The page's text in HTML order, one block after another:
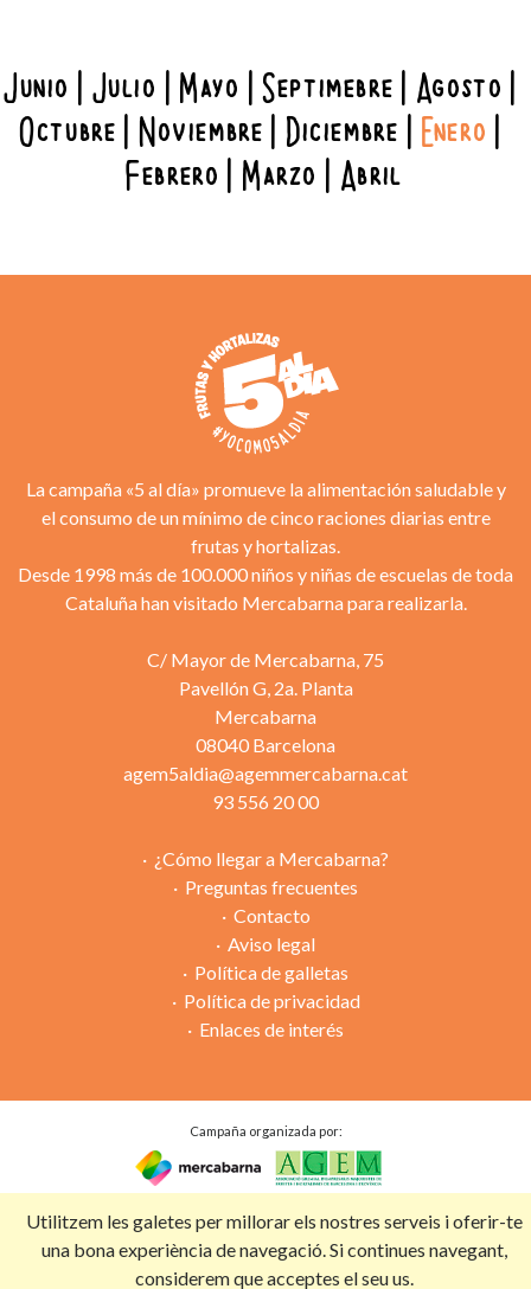
Junio Julio Mayo Septimebre Agosto
Octubre Noviembre Diciembre Enero
Febrero Marzo Abril
Utilitzem les galetes per millorar els nostres serveis i oferir-te
una bona experiència de navegació. Si continues navegant,
considerem que acceptes el seu us.
La campaña «5 al día» promueve la alimentación saludable y
el consumo de un mínimo de cinco raciones diarias entre
frutas y hortalizas.
Desde 1998 más de 100.000 niños y niñas de escuelas de toda
Cataluña han visitado Mercabarna para realizarla.
C/ Mayor de Mercabarna, 75
Pavellón G, 2a. Planta
Mercabarna
08040 Barcelona
agem5aldia@agemmercabarna.cat
93 556 20 00
¿Cómo llegar a Mercabarna?
Preguntas frecuentes
Contacto
Aviso legal
Política de galletas
Política de privacidad
Enlaces de interés
Campaña organizada por: